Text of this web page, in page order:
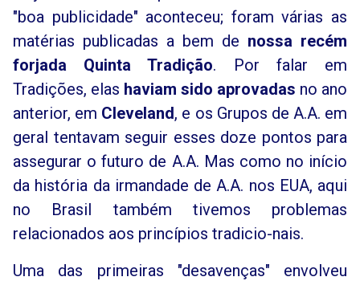
"boa publicidade" aconteceu; foram várias as
matérias publicadas a bem de nossa recém
forjada Quinta Tradição. Por falar em
Tradições, elas haviam sido aprovadas no ano
anterior, em Cleveland, e os Grupos de A.A. em
geral tentavam seguir esses doze pontos para
assegurar o futuro de A.A. Mas como no início
da história da irmandade de A.A. nos EUA, aqui
no Brasil também tivemos problemas
relacionados aos princípios tradicio-nais.
Uma das primeiras "desavenças" envolveu